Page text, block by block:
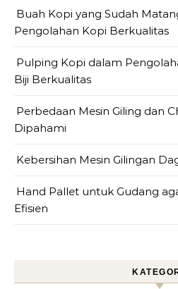
Buah Kopi yang Sudah
Pengolahan Kopi Berkualitas
Pulping Kopi dalam
Biji Berkualitas
Perbedaan Mesin Giling dan
Dipahami
Kebersihan Mesin Gilingan
Hand Pallet untuk Gudang
Efisien